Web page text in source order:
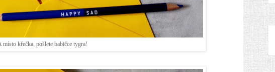
místo křečka, pošlete babičce tygra!